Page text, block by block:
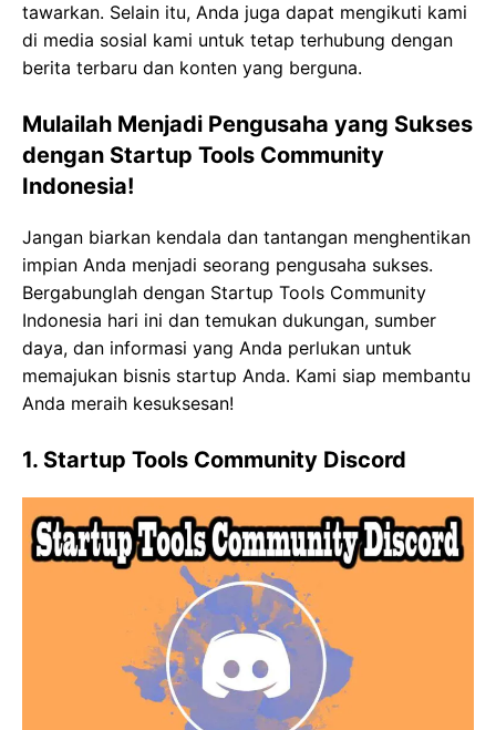
tawarkan. Selain itu, Anda juga dapat mengikuti kami
di media sosial kami untuk tetap terhubung dengan
berita terbaru dan konten yang berguna.
Mulailah Menjadi Pengusaha yang Sukses
dengan Startup Tools Community
Indonesia!
Jangan biarkan kendala dan tantangan menghentikan
impian Anda menjadi seorang pengusaha sukses.
Bergabunglah dengan Startup Tools Community
Indonesia hari ini dan temukan dukungan, sumber
daya, dan informasi yang Anda perlukan untuk
memajukan bisnis startup Anda. Kami siap membantu
Anda meraih kesuksesan!
1. Startup Tools Community Discord